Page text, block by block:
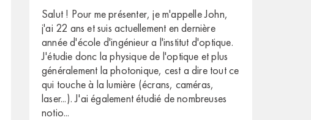
Salut ! Pour me présenter, je m'appelle John,
j'ai 22 ans et suis actuellement en dernière
année d'école d'ingénieur a l'institut d'optique.
J'étudie donc la physique de l'optique et plus
généralement la photonique, cest a dire tout ce
qui touche à la lumière (écrans, caméras,
laser...). J'ai également étudié de nombreuses
notio...